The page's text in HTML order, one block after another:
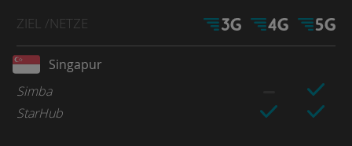
ZIEL /NETZE
Singapur
Simba
StarHub